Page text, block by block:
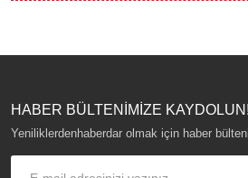
HABER BÜLTENİMİZE KAYDOLUN!
Yeniliklerdenhaberdar olmak için haber